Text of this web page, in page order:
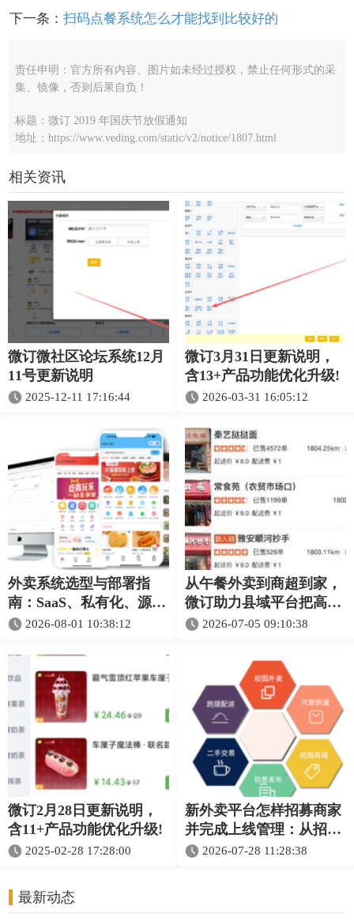
下一条： 扫码点餐系统怎么才能找到比较好的
责任申明：官方所有内容、图片如未经过授权，禁止任何形式的采
集、镜像，否则后果自负！
标题：微订 2019 年国庆节放假通知
地址：https://www.veding.com/static/v2/notice/1807.html
相关资讯
微订微社区论坛系统12月
11号更新说明
2025-12-11 17:16:44
微订3月31日更新说明，
含13+产品功能优化升级!
2026-03-31 16:05:12
外卖系统选型与部署指
南：SaaS、私有化、源码
和定制怎么选
2026-08-01 10:38:12
从午餐外卖到商超到家，
微订助力县域平台把高频
消费装进一个小程序
2026-07-05 09:10:38
微订2月28日更新说明，
含11+产品功能优化升级!
2025-02-28 17:28:00
新外卖平台怎样招募商家
并完成上线管理：从招商
到接单的完整流程
2026-07-28 11:28:38
最新动态